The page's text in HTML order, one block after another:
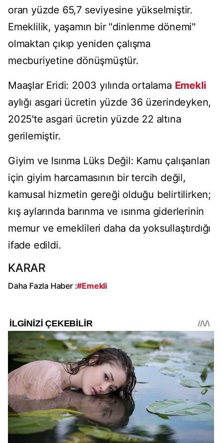
oran yüzde 65,7 seviyesine yükselmiştir.
Emeklilik, yaşamın bir "dinlenme dönemi"
olmaktan çıkıp yeniden çalışma
mecburiyetine dönüşmüştür.
Maaşlar Eridi: 2003 yılında ortalama Emekli
aylığı asgari ücretin yüzde 36 üzerindeyken,
2025'te asgari ücretin yüzde 22 altına
gerilemiştir.
Giyim ve Isınma Lüks Değil: Kamu çalışanları
için giyim harcamasının bir tercih değil,
kamusal hizmetin gereği olduğu belirtilirken;
kış aylarında barınma ve ısınma giderlerinin
memur ve emeklileri daha da yoksullaştırdığı
ifade edildi.
KARAR
Daha Fazla Haber :#Emekli